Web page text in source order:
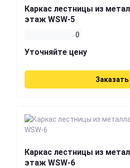
Каркас лестницы из
этаж WSW-5
0
Уточняйте цену
Заказать
Каркас лестницы из
этаж WSW-6